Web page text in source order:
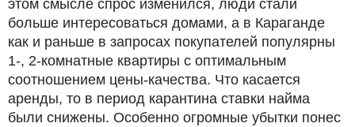
этом смысле спрос изменился, люди стали
больше интересоваться домами, а в Караганде
как и раньше в запросах покупателей популярны
1-, 2-комнатные квартиры с оптимальным
соотношением цены-качества. Что касается
аренды, то в период карантина ставки найма
были снижены. Особенно огромные убытки понес